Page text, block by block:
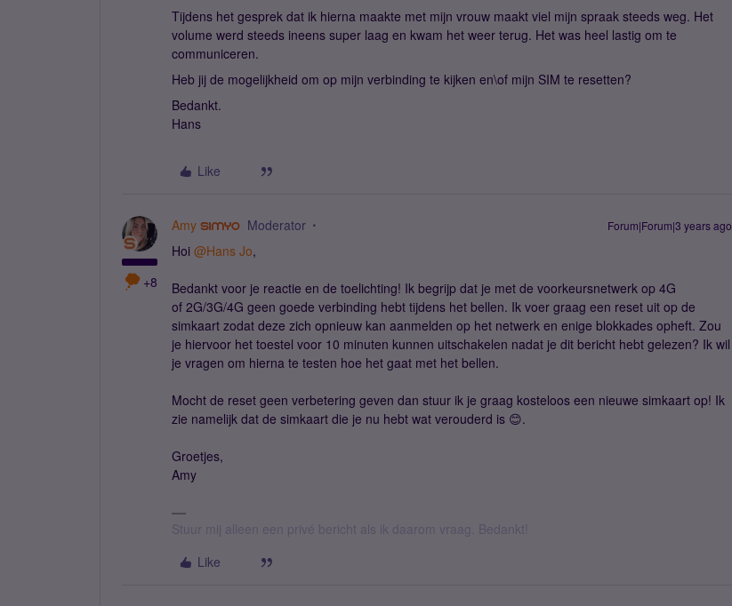
Tijdens het gesprek dat ik hierna maakte met mijn vrouw maakt viel mijn spraak steeds weg. Het
volume werd steeds ineens super laag en kwam het weer terug. Het was heel lastig om te
communiceren.
Heb jij de mogelijkheid om op mijn verbinding te kijken en\of mijn SIM te resetten?
Bedankt.
Hans
Like
+8
Amy Moderator Forum|Forum|3 years ago
Hoi @Hans Jo,
Bedankt voor je reactie en de toelichting! Ik begrijp dat je met de voorkeursnetwerk op 4G
of 2G/3G/4G geen goede verbinding hebt tijdens het bellen. Ik voer graag een reset uit op de
simkaart zodat deze zich opnieuw kan aanmelden op het netwerk en enige blokkades opheft. Zou
je hiervoor het toestel voor 10 minuten kunnen uitschakelen nadat je dit bericht hebt gelezen? Ik wil
je vragen om hierna te testen hoe het gaat met het bellen.
Mocht de reset geen verbetering geven dan stuur ik je graag kosteloos een nieuwe simkaart op! Ik
zie namelijk dat de simkaart die je nu hebt wat verouderd is 😊.
Groetjes,
Amy
Stuur mij alleen een privé bericht als ik daarom vraag. Bedankt!
Like